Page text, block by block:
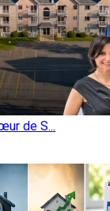
de S...